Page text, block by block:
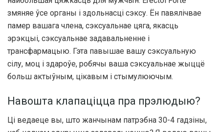
змяняе ўсе органы і здольнасці сэксу. Ён павялічвае
памер вашага члена, сэксуальнае цяга, якасць
эрэкцыі, сэксуальнае задавальненне і
трансфармацыю. Гэта павышае вашу сэксуальную
сілу, моц і здароўе, робячы ваша сэксуальнае жыццё
больш актыўным, цікавым і стымулюючым.
Навошта клапаціцца пра прэлюдыю?
Ці ведаеце вы, што жанчынам патрэбна 30-4 гадзіны,